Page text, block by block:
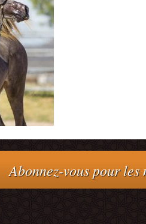
Abonnez-vous pour